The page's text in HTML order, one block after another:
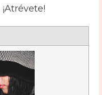
¡Atrévete!